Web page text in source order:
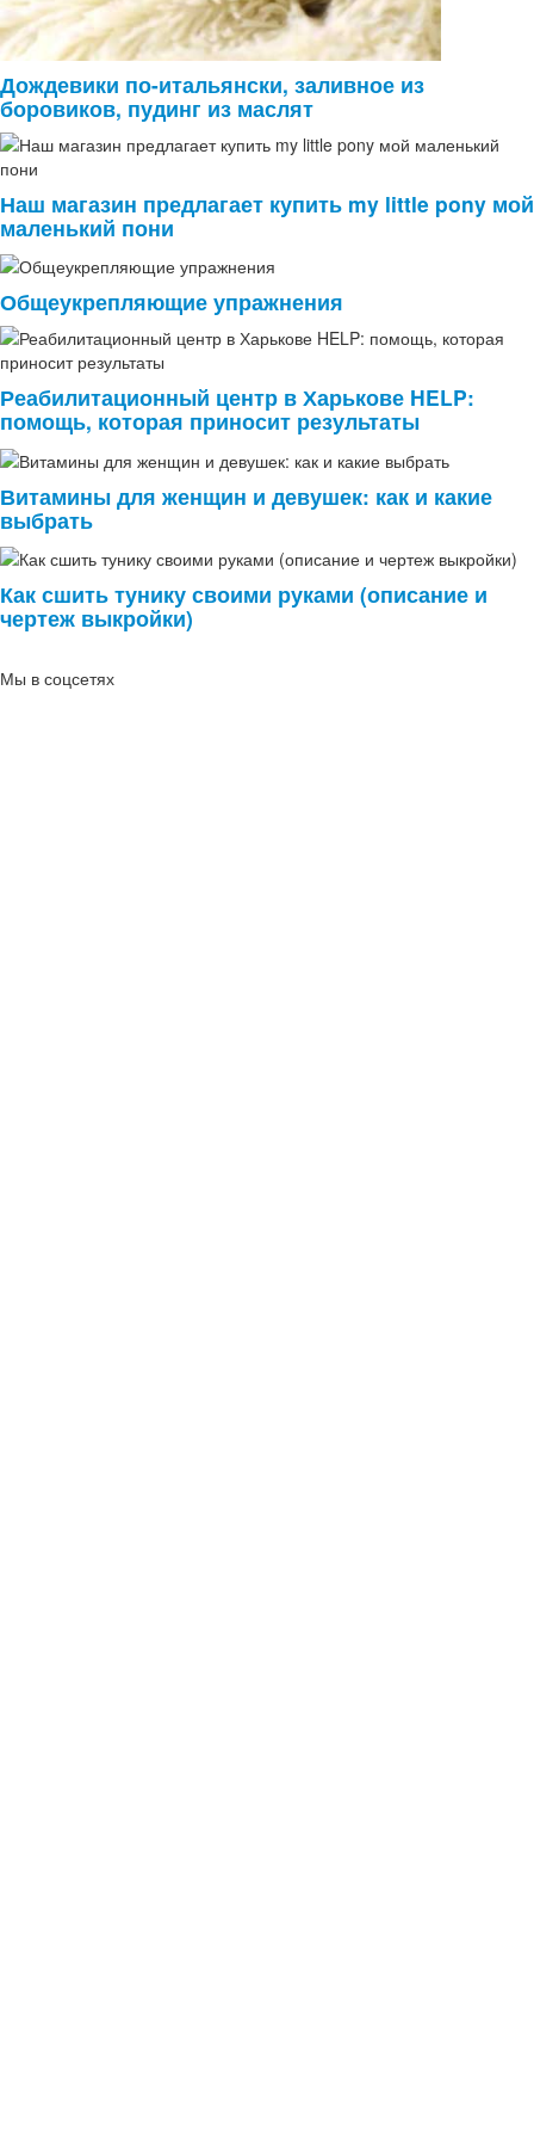
Дождевики по-итальянски, заливное из
боровиков, пудинг из маслят
Наш магазин предлагает купить my little pony мой
маленький пони
Общеукрепляющие упражнения
Реабилитационный центр в Харькове HELP:
помощь, которая приносит результаты
Витамины для женщин и девушек: как и какие
выбрать
Как сшить тунику своими руками (описание и
чертеж выкройки)
Мы в соцсетях